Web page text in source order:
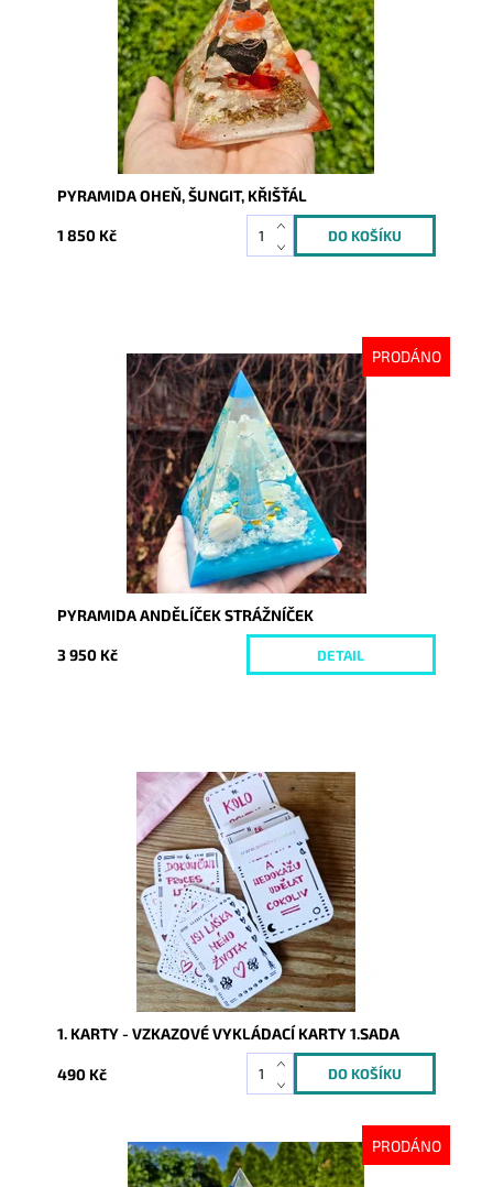
PYRAMIDA OHEŇ, ŠUNGIT, KŘIŠŤÁL
1 850 Kč
PRODÁNO
Dostupnost:
Vyprodáno
9274
PYRAMIDA ANDĚLÍČEK STRÁŽNÍČEK
3 950 Kč DETAIL
Dostupnost:
Skladem
9340
1. KARTY - VZKAZOVÉ VYKLÁDACÍ KARTY 1.SADA
490 Kč
PRODÁNO
Dostupnost:
Vyprodáno